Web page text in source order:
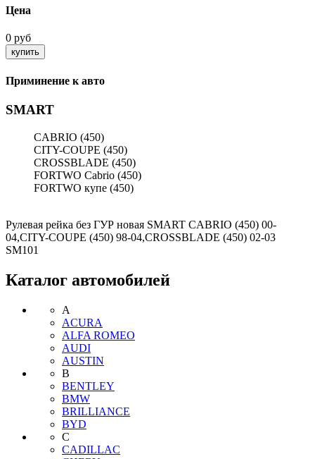
Цена
0 руб
Приминение к авто
SMART
CABRIO (450)
CITY-COUPE (450)
CROSSBLADE (450)
FORTWO Cabrio (450)
FORTWO купе (450)
Рулевая рейка без ГУР новая SMART CABRIO (450) 00-
04,CITY-COUPE (450) 98-04,CROSSBLADE (450) 02-03
SM101
Каталог автомобилей
A
ACURA
ALFA ROMEO
AUDI
AUSTIN
B
BENTLEY
BMW
BRILLIANCE
BYD
C
CADILLAC